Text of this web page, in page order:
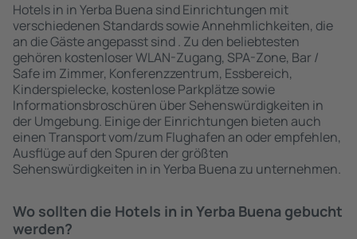
Hotels in in Yerba Buena sind Einrichtungen mit
verschiedenen Standards sowie Annehmlichkeiten, die
an die Gäste angepasst sind . Zu den beliebtesten
gehören kostenloser WLAN-Zugang, SPA-Zone, Bar /
Safe im Zimmer, Konferenzzentrum, Essbereich,
Kinderspielecke, kostenlose Parkplätze sowie
Informationsbroschüren über Sehenswürdigkeiten in
der Umgebung. Einige der Einrichtungen bieten auch
einen Transport vom/zum Flughafen an oder empfehlen,
Ausflüge auf den Spuren der größten
Sehenswürdigkeiten in in Yerba Buena zu unternehmen.
Wo sollten die Hotels in in Yerba Buena gebucht
werden?